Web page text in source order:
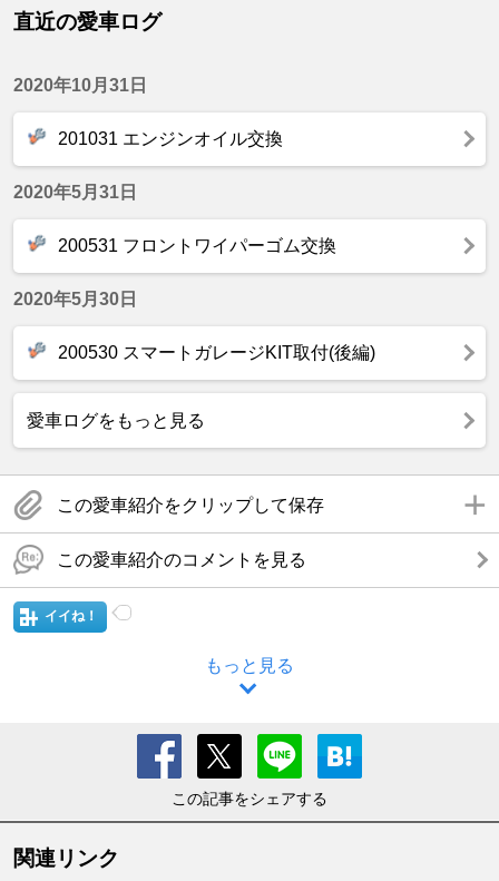
直近の愛車ログ
2020年10月31日
201031 エンジンオイル交換
2020年5月31日
200531 フロントワイパーゴム交換
2020年5月30日
200530 スマートガレージKIT取付(後編)
愛車ログをもっと見る
この愛車紹介をクリップして保存
この愛車紹介のコメントを見る
イイね！
もっと見る
この記事をシェアする
関連リンク